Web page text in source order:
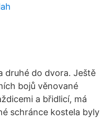
druhé do dvora. Ještě
bojů věnované
a břidlicí, má
schránce kostela byly